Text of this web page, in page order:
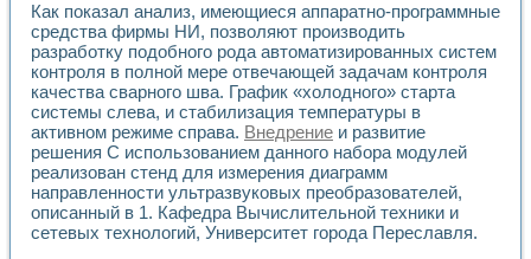
Автоматизированный стенд рентгеновской диагностики
Высокочувствительные оптоэлектронные
Установка для измерения диэлектрических свойств
Исследование кинетики зарождения и развития
Лабораторный электрический импедансный томограф на
Микрозондовая система для характеризации
Метод траекторий в исследовании
Промышленная автоматизация
Автоматизация технологических процессов получения
Использование систем технического зрения для контроля
Как показал анализ, имеющиеся аппаратно-программные
средства фирмы НИ, позволяют производить
разработку подобного рода автоматизированных систем
контроля в полной мере отвечающей задачам контроля
качества сварного шва. График «холодного» старта
системы слева, и стабилизация температуры в
активном режиме справа. Внедрение и развитие
решения С использованием данного набора модулей
реализован стенд для измерения диаграмм
направленности ультразвуковых преобразователей,
описанный в 1. Кафедра Вычислительной техники и
сетевых технологий, Университет города Переславля.